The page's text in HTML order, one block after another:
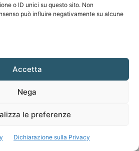
o ID unici su questo sito. Non
può influire negativamente su alcune
Accetta
Nega
le preferenze
Dichiarazione sulla Privacy